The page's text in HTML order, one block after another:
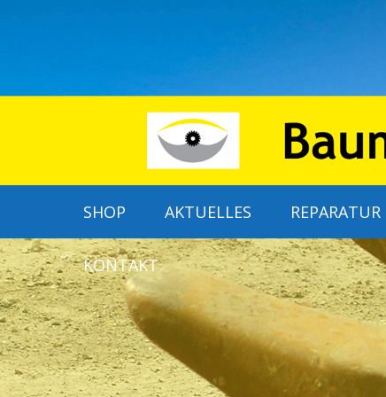
SHOP AKTUELLES REPARATUR
KONTAKT